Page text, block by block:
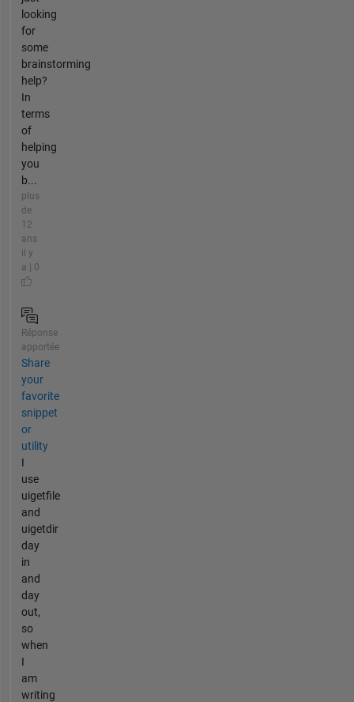
looking
for
some
brainstorming
help?
In
terms
of
helping
you
b...
plus
de
12
ans
il y
a | 0
Réponse
apportée
Share
your
favorite
snippet
or
utility
I
use
uigetfile
and
uigetdir
day
in
and
day
out,
so
when
I
am
writing